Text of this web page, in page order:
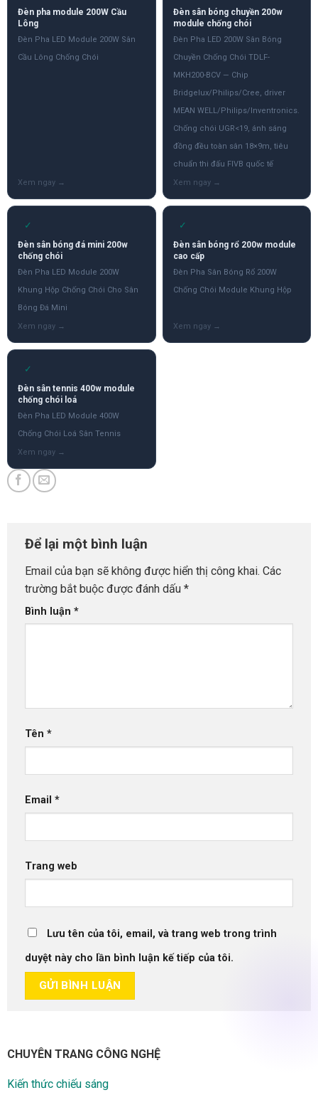
Đèn pha module 200W Cầu
Lông
Đèn Pha LED Module 200W Sân
Cầu Lông Chống Chói
Đèn sân bóng chuyền 200w
module chống chói
Đèn Pha LED 200W Sân Bóng
Chuyền Chống Chói TDLF-
MKH200-BCV — Chip
Bridgelux/Philips/Cree, driver
MEAN WELL/Philips/Inventronics.
Chống chói UGR<19, ánh sáng
đồng đều toàn sân 18×9m, tiêu
chuẩn thi đấu FIVB quốc tế
✓
Đèn sân bóng đá mini 200w
chống chói
Đèn Pha LED Module 200W
Khung Hộp Chống Chói Cho Sân
Bóng Đá Mini
✓
Đèn sân bóng rổ 200w module
cao cấp
Đèn Pha Sân Bóng Rổ 200W
Chống Chói Module Khung Hộp
✓
Đèn sân tennis 400w module
chống chói loá
Đèn Pha LED Module 400W
Chống Chói Loá Sân Tennis
Để lại một bình luận
Email của bạn sẽ không được hiển thị công khai. Các
trường bắt buộc được đánh dấu *
Bình luận *
Tên *
Email *
Trang web
Lưu tên của tôi, email, và trang web trong trình
duyệt này cho lần bình luận kế tiếp của tôi.
CHUYÊN TRANG CÔNG NGHỆ
Kiến thức chiếu sáng